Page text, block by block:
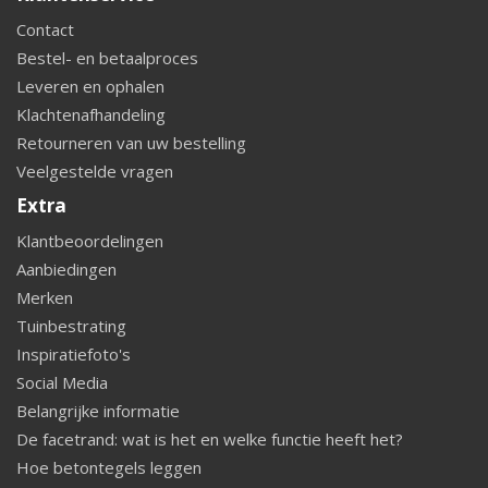
Contact
Bestel- en betaalproces
Leveren en ophalen
Klachtenafhandeling
Retourneren van uw bestelling
Veelgestelde vragen
Extra
Klantbeoordelingen
Aanbiedingen
Merken
Tuinbestrating
Inspiratiefoto's
Social Media
Belangrijke informatie
De facetrand: wat is het en welke functie heeft het?
Hoe betontegels leggen